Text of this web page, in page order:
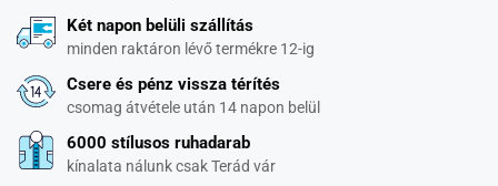
Két napon belüli szállítás
minden raktáron lévő termékre 12-ig
Csere és pénz vissza térítés
csomag átvétele után 14 napon belül
6000 stílusos ruhadarab
kínalata nálunk csak Terád vár